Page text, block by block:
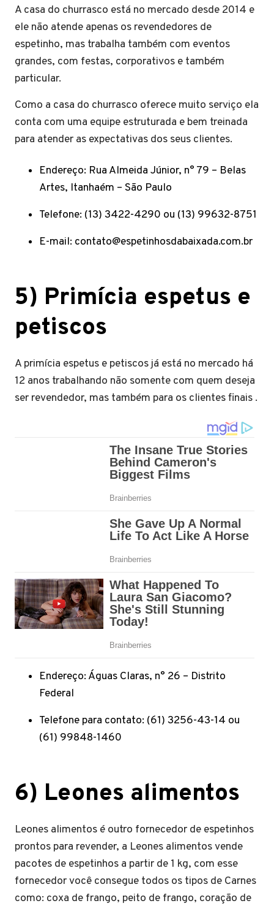
A casa do churrasco está no mercado desde 2014 e
ele não atende apenas os revendedores de
espetinho, mas trabalha também com eventos
grandes, com festas, corporativos e também
particular.
Como a casa do churrasco oferece muito serviço ela
conta com uma equipe estruturada e bem treinada
para atender as expectativas dos seus clientes.
Endereço: Rua Almeida Júnior, n° 79 – Belas
Artes, Itanhaém – São Paulo
Telefone: (13) 3422-4290 ou (13) 99632-8751
E-mail: contato@espetinhosdabaixada.com.br
5) Primícia espetus e
petiscos
A primícia espetus e petiscos já está no mercado há
12 anos trabalhando não somente com quem deseja
ser revendedor, mas também para os clientes finais .
Endereço: Águas Claras, n° 26 – Distrito
Federal
Telefone para contato: (61) 3256-43-14 ou
(61) 99848-1460
6) Leones alimentos
Leones alimentos é outro fornecedor de espetinhos
prontos para revender, a Leones alimentos vende
pacotes de espetinhos a partir de 1 kg, com esse
fornecedor você consegue todos os tipos de Carnes
como: coxa de frango, peito de frango, coração de